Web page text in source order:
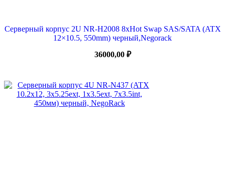
Серверный корпус 2U NR-H2008 8xHot Swap SAS/SATA (ATX
12×10.5, 550mm) черный,Negorack
36000,00 ₽